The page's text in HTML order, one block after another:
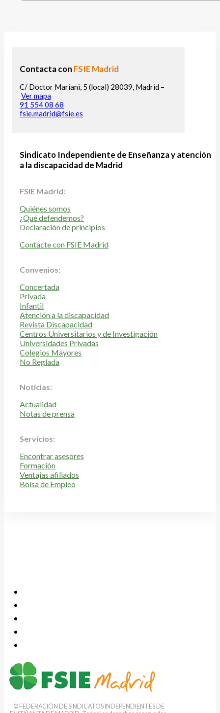
Contacta con FSIE Madrid
C/ Doctor Mariani, 5 (local) 28039, Madrid –
Ver mapa
91 554 08 68
fsie.madrid@fsie.es
Sindicato Independiente de Enseñanza y atención
a la discapacidad de Madrid
FSIE Madrid:
Quiénes somos
¿Qué defendemos?
Declaración de principios
Contacte con FSIE Madrid
Convenios:
Concertada
Privada
Infantil
Atención a la discapacidad
Revista Discapacidad
Centros Universitarios y de Investigación
Universidades Privadas
Colegios Mayores
No Reglada
Noticias:
Actualidad
Notas de prensa
Servicios:
Encontrar asesores
Formación
Ventajas afiliados
Bolsa de Empleo
© FEDERACIÓN DE SINDICATOS INDEPENDIENTES DE